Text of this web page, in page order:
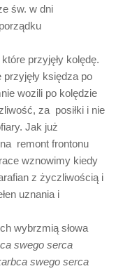
św. w dni
przyjęły kolędę.
księdza po
wozili po kolędzie
za posiłki i nie
Jak już
remont frontonu
wznowimy kiedy
z życzliwością i
uznania i
wybrzmią słowa
swego serca
swego serca